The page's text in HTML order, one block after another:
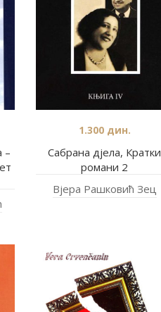
–
Сабрана дјела, Кратки
романи 2
1.300дин.
Вјера Рашковић Зец